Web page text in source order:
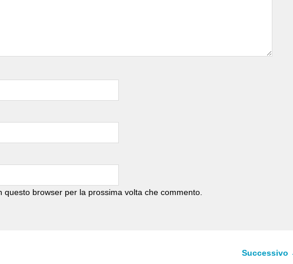
browser per la prossima volta che commento.
Successivo